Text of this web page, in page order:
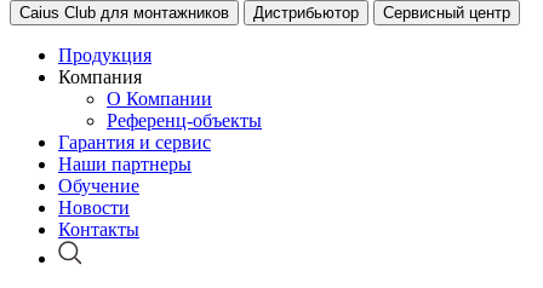
Caius Club для монтажников Дистрибьютор Сервисный центр
Продукция
Компания
О Компании
Референц-объекты
Гарантия и сервис
Наши партнеры
Обучение
Новости
Контакты